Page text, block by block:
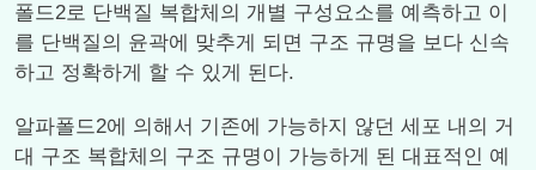
폴드2로 단백질 복합체의 개별 구성요소를 예측하고 이
를 단백질의 윤곽에 맞추게 되면 구조 규명을 보다 신속
하고 정확하게 할 수 있게 된다.
알파폴드2에 의해서 기존에 가능하지 않던 세포 내의 거
대 구조 복합체의 구조 규명이 가능하게 된 대표적인 예